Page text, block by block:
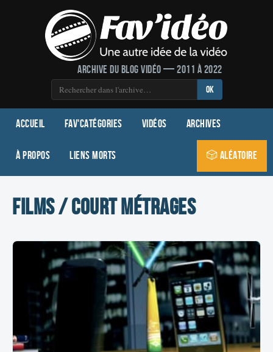
Archive du blog vidéo — 2011 à 2022
OK
Accueil Fav'Catégories Vidéos Archives
À propos Liens morts 🎲 Aléatoire
Films / Court métrages